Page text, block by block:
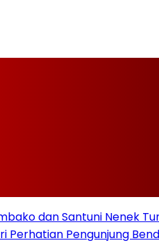
dan Santuni Nenek
Perhatian Pengunjung